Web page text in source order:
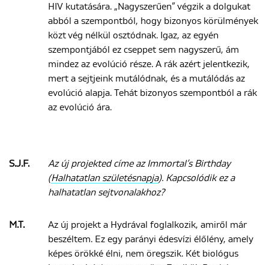
HIV kutatására. „Nagyszerűen” végzik a dolgukat
abból a szempontból, hogy bizonyos körülmények
közt vég nélkül osztódnak. Igaz, az egyén
szempontjából ez cseppet sem nagyszerű, ám
mindez az evolúció része. A rák azért jelentkezik,
mert a sejtjeink mutálódnak, és a mutálódás az
evolúció alapja. Tehát bizonyos szempontból a rák
az evolúció ára.
S.J.F.
Az új projekted címe az Immortal’s Birthday
(Halhatatlan születésnapja). Kapcsolódik ez a
halhatatlan sejtvonalakhoz?
M.T.
Az új projekt a Hydrával foglalkozik, amiről már
beszéltem. Ez egy parányi édesvízi élőlény, amely
képes örökké élni, nem öregszik. Két biológus